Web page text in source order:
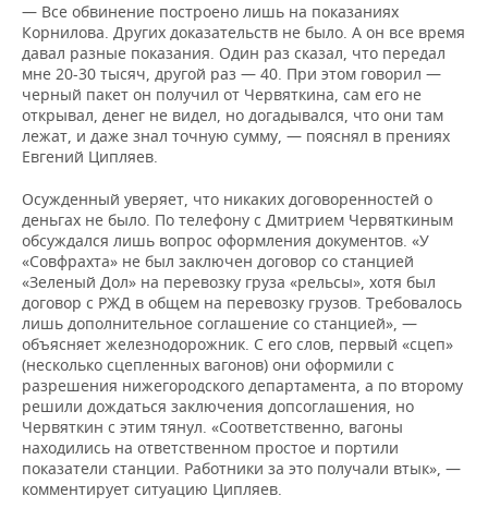
— Все обвинение построено лишь на показаниях
Корнилова. Других доказательств не было. А он все время
давал разные показания. Один раз сказал, что передал
мне 20-30 тысяч, другой раз — 40. При этом говорил —
черный пакет он получил от Червяткина, сам его не
открывал, денег не видел, но догадывался, что они там
лежат, и даже знал точную сумму, — пояснял в прениях
Евгений Ципляев.
Осужденный уверяет, что никаких договоренностей о
деньгах не было. По телефону с Дмитрием Червяткиным
обсуждался лишь вопрос оформления документов. «У
«Совфрахта» не был заключен договор со станцией
«Зеленый Дол» на перевозку груза «рельсы», хотя был
договор с РЖД в общем на перевозку грузов. Требовалось
лишь дополнительное соглашение со станцией», —
объясняет железнодорожник. С его слов, первый «сцеп»
(несколько сцепленных вагонов) они оформили с
разрешения нижегородского департамента, а по второму
решили дождаться заключения допсоглашения, но
Червяткин с этим тянул. «Соответственно, вагоны
находились на ответственном простое и портили
показатели станции. Работники за это получали втык», —
комментирует ситуацию Ципляев.